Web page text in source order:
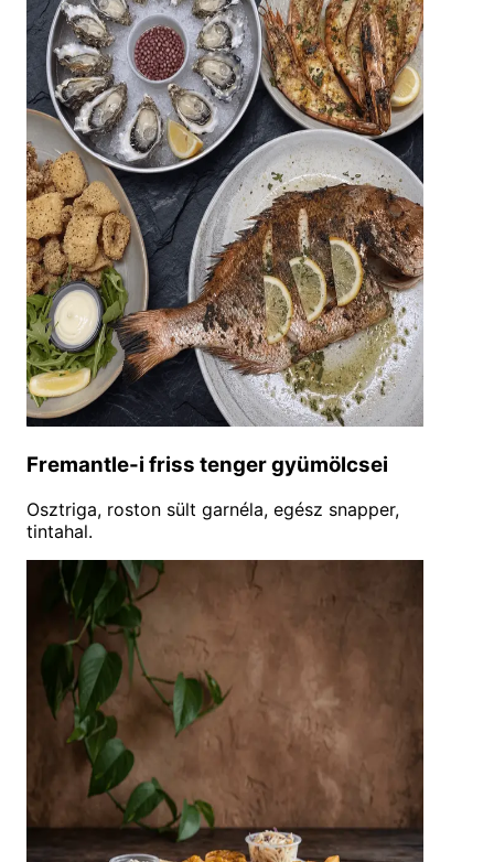
Fremantle-i friss tenger gyümölcsei
Osztriga, roston sült garnéla, egész snapper,
tintahal.